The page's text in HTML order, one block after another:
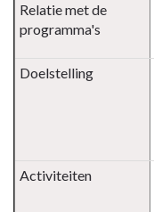
Paragraaf
Verbonden
Relatie met de
programma's
Doelstelling
Activiteiten